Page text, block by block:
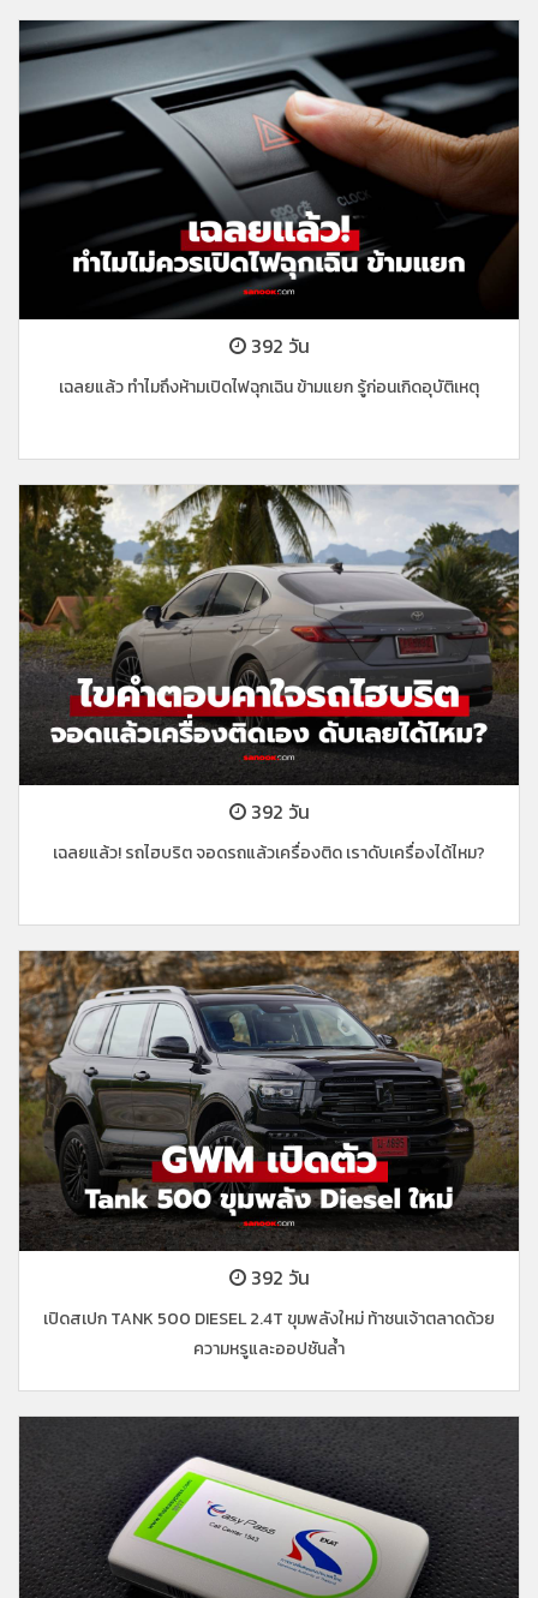
392 วัน
เฉลยแล้ว ทำไมถึงห้ามเปิดไฟฉุกเฉิน ข้ามแยก รู้ก่อนเกิดอุบัติเหตุ
392 วัน
เฉลยแล้ว! รถไฮบริต จอดรถแล้วเครื่องติด เราดับเครื่องได้ไหม?
392 วัน
เปิดสเปก TANK 500 DIESEL 2.4T ขุมพลังใหม่ ท้าชนเจ้าตลาดด้วย
ความหรูและออปชันล้ำ